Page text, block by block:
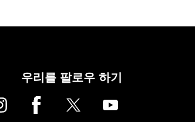
우리를 팔로우 하기